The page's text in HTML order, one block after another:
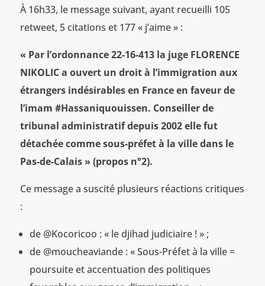
À 16h33, le message suivant, ayant recueilli 105
retweet, 5 citations et 177 « j’aime » :
« Par l’ordonnance 22-16-413 la juge FLORENCE
NIKOLIC a ouvert un droit à l’immigration aux
étrangers indésirables en France en faveur de
l’imam #Hassaniquouissen. Conseiller de
tribunal administratif depuis 2002 elle fut
détachée comme sous-préfet à la ville dans le
Pas-de-Calais » (propos n°2).
Ce message a suscité plusieurs réactions critiques
:
de @Kocoricoo : « le djihad judiciaire ! » ;
de @moucheaviande : « Sous-Préfet à la ville =
poursuite et accentuation des politiques